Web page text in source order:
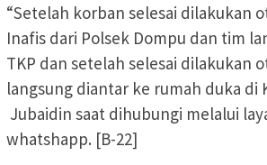
“Setelah korban selesai dilakukan
Inafis dari Polsek Dompu dan tim
TKP dan setelah selesai dilakukan
langsung diantar ke rumah duka di
Jubaidin saat dihubungi melalui
whatshapp. [B-22]